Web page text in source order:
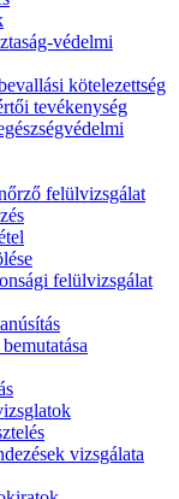
védelmi
kötelezettség
tevékenység
felülvizsgálat
felülvizsgálat
vizsgálata